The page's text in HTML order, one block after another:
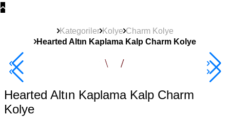
Kategoriler Kolye Charm Kolye
Hearted Altın Kaplama Kalp Charm Kolye
2+ Ürüne +%10
Hearted Altın Kaplama Kalp Charm
Kolye